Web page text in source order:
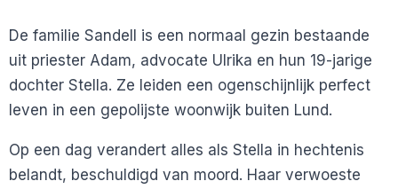
De familie Sandell is een normaal gezin bestaande
uit priester Adam, advocate Ulrika en hun 19-jarige
dochter Stella. Ze leiden een ogenschijnlijk perfect
leven in een gepolijste woonwijk buiten Lund.
Op een dag verandert alles als Stella in hechtenis
belandt, beschuldigd van moord. Haar verwoeste